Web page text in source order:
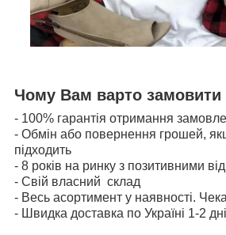
Чому Вам варто замовити
- 100% гарантія отримання
- Обмін або повернення грошей,
підходить
- 8 років на ринку з позитивними
- Свій власний склад
- Весь асортимент у наявності.
- Швидка доставка по Україні 1-2 дні